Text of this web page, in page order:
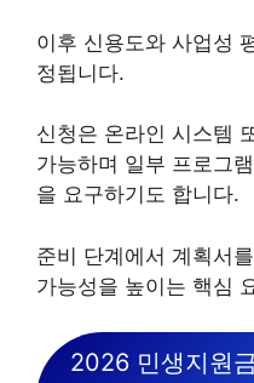
이후 신용도와 사업성
정됩니다.
신청은 온라인 시스템
가능하며 일부 프로그
을 요구하기도 합니다.
준비 단계에서 계획서
가능성을 높이는 핵심
2026 민생지원